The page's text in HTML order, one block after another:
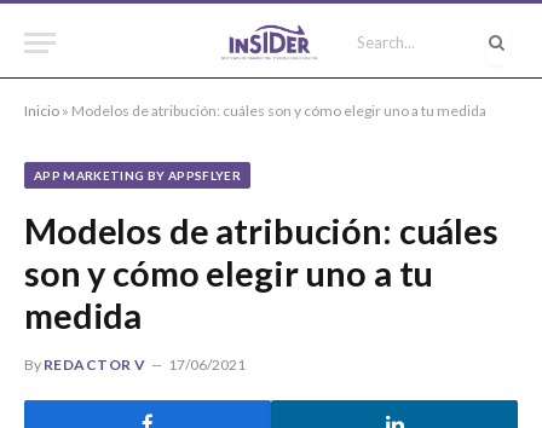
Inicio » Modelos de atribución: cuáles son y cómo elegir uno a tu medida
APP MARKETING BY APPSFLYER
Modelos de atribución: cuáles
son y cómo elegir uno a tu
medida
By REDACTOR V 17/06/2021